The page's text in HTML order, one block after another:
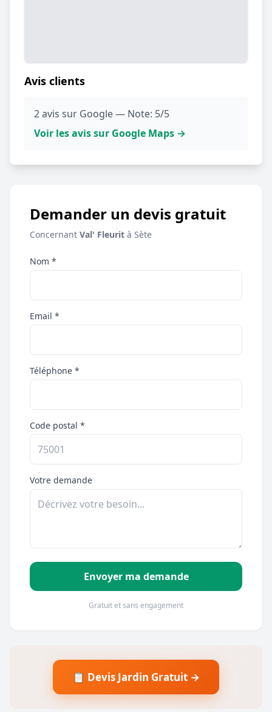
Avis clients
2 avis sur Google — Note: 5/5
Voir les avis sur Google Maps →
Demander un devis gratuit
Concernant Val' Fleurit à Sète
Nom *
Email *
Téléphone *
Code postal *
Votre demande
Envoyer ma demande
Gratuit et sans engagement
📋 Devis Jardin Gratuit →